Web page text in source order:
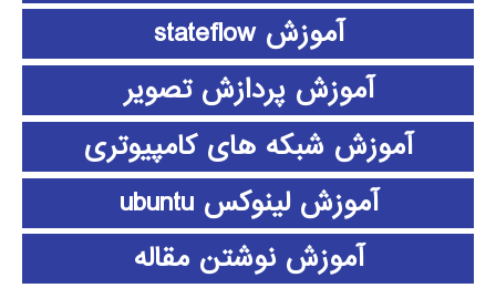
آموزش stateflow
آموزش پردازش تصویر
آموزش شبکه های کامپیوتری
آموزش لینوکس ubuntu
آموزش نوشتن مقاله